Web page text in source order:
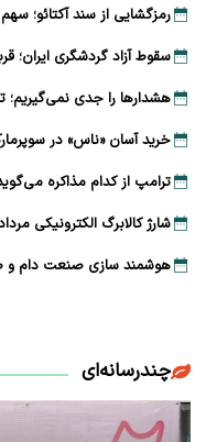
رمزگشایی از سند آکتائو؛
سقوط آزاد گردشگری ایران؛
هشدارها را جدی نمی‌گیریم؛
خرید آسان «ناس» در
ترامپ از کدام مذاکره
شارژ کالابرگ الکترونیکی
هوشمند سازی صنعت دام و
چندرسانه‌ای